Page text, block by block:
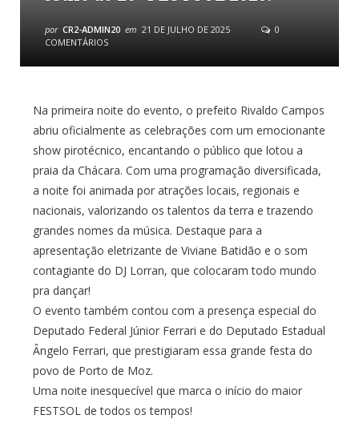
por CR2-ADMIN20 em 21 DE JULHO DE 2025
0
COMENTÁRIOS
Na primeira noite do evento, o prefeito Rivaldo Campos
abriu oficialmente as celebrações com um emocionante
show pirotécnico, encantando o público que lotou a
praia da Chácara. Com uma programação diversificada,
a noite foi animada por atrações locais, regionais e
nacionais, valorizando os talentos da terra e trazendo
grandes nomes da música. Destaque para a
apresentação eletrizante de Viviane Batidão e o som
contagiante do DJ Lorran, que colocaram todo mundo
pra dançar!
O evento também contou com a presença especial do
Deputado Federal Júnior Ferrari e do Deputado Estadual
Ângelo Ferrari, que prestigiaram essa grande festa do
povo de Porto de Moz.
Uma noite inesquecível que marca o início do maior
FESTSOL de todos os tempos!